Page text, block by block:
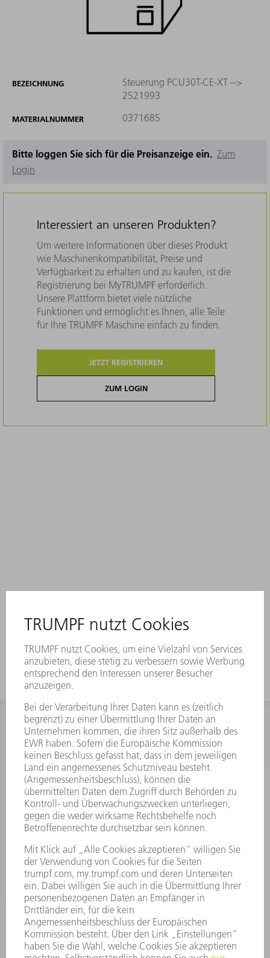
BEZEICHNUNG
Steuerung PCU30T-CE-XT -->
2521993
MATERIALNUMMER 0371685
Bitte loggen Sie sich für die Preisanzeige ein. Zum
Login
Interessiert an unseren Produkten?
Um weitere Informationen über dieses Produkt
wie Maschinenkompatibilität, Preise und
Verfügbarkeit zu erhalten und zu kaufen, ist die
Registrierung bei MyTRUMPF erforderlich.
Unsere Plattform bietet viele nützliche
Funktionen und ermöglicht es Ihnen, alle Teile
für Ihre TRUMPF Maschine einfach zu finden.
JETZT REGISTRIEREN
ZUM LOGIN
INFORMATION
Häufig gestellte Fragen
Allgemeine Geschäftsbedingungen
KONTAKT
Kundenbetreuung TRUMPF Werkzeugmaschinen
+49 7156 303 33222
Mo - Fr: 07:30 - 17:30 Uhr
Erweiterte Rufbereitschaft per Service App Mo - Fr:
06:30 - 20.00 Uhr Sa: 07:00 - 12:00 Uhr
Kundenbetreuung@trumpf.com
KONTAKT
Service TRUMPF Lasertechnik
+49 7156 303 37444
Mo - Fr: 07:30 - 18:00 Uhr
Additive Manufacturing 07:30 - 17:30 Uhr
spareparts.tld@trumpf.com